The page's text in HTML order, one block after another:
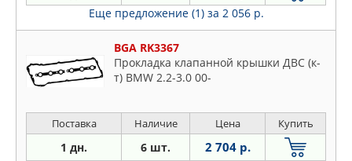
Еще предложение (1) за 2 056 р.
BGA RK3367
Прокладка клапанной крышки ДВС (к-
т) BMW 2.2-3.0 00-
Поставка Наличие Цена Купить
1 дн. 6 шт. 2 704 р.